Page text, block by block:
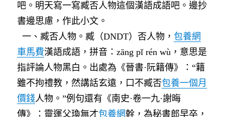
吧。明天寫一寫臧否人物這個漢語成語吧。邊抄
書邊思慮，作此小文。
一、臧否人物。臧（DNDT）否人物，包養網
車馬費漢語成語，拼音：zāng pǐ rén wù，意思是
指評論人物黑白。出處為《晉書·阮籍傳》：“籍
雖不拘禮教，然講話玄遠，口不臧否包養一個月
價錢人物。”例句還有《南史·卷一九·謝晦
傳》：靈運父瑍無才包養網幹，為秘書郎早卒，